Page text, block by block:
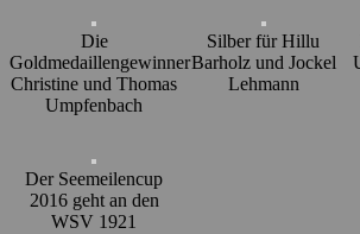
Die
Goldmedaillengewinner
Christine und Thomas
Umpfenbach
Silber für Hillu
Barholz und Jockel
Lehmann
Der Seemeilencup
2016 geht an den
WSV 1921